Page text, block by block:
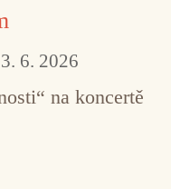
6. 2026
na koncertě